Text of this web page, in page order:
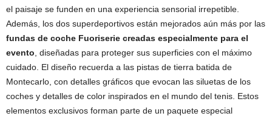
el paisaje se funden en una experiencia sensorial irrepetible.
Además, los dos superdeportivos están mejorados aún más por las
fundas de coche Fuoriserie creadas especialmente para el
evento , diseñadas para proteger sus superficies con el máximo
cuidado. El diseño recuerda a las pistas de tierra batida de
Montecarlo, con detalles gráficos que evocan las siluetas de los
coches y detalles de color inspirados en el mundo del tenis. Estos
elementos exclusivos forman parte de un paquete especial